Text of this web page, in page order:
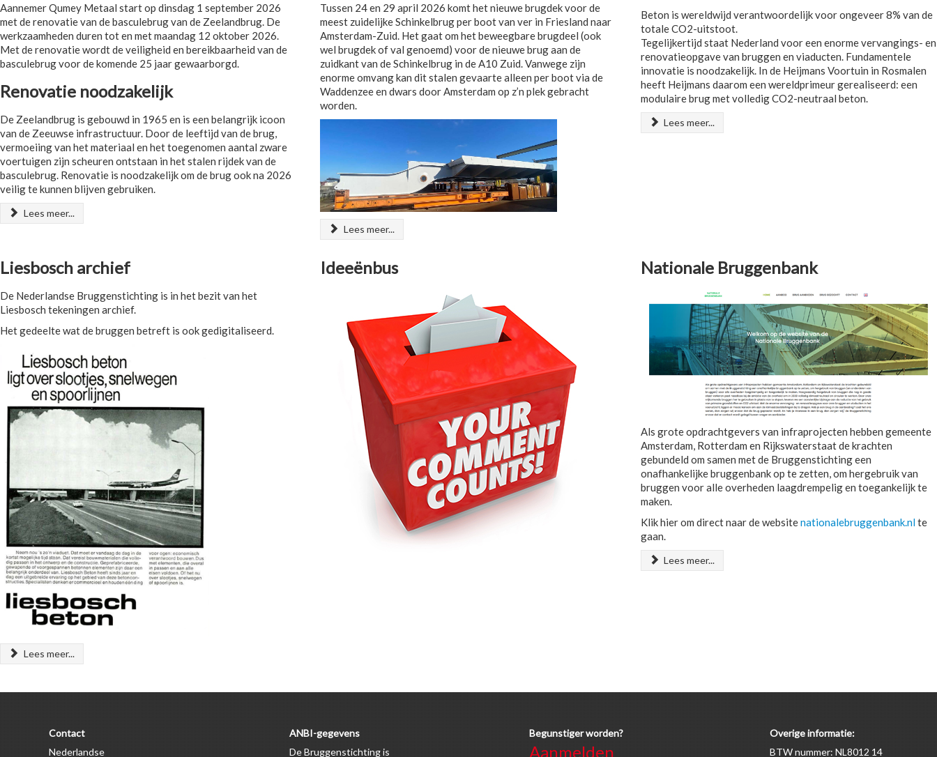
Aannemer Qumey Metaal start op dinsdag 1 september 2026
met de renovatie van de basculebrug van de Zeelandbrug. De
werkzaamheden duren tot en met maandag 12 oktober 2026.
Met de renovatie wordt de veiligheid en bereikbaarheid van de
basculebrug voor de komende 25 jaar gewaarborgd.
Renovatie noodzakelijk
De Zeelandbrug is gebouwd in 1965 en is een belangrijk icoon
van de Zeeuwse infrastructuur. Door de leeftijd van de brug,
vermoeiing van het materiaal en het toegenomen aantal zware
voertuigen zijn scheuren ontstaan in het stalen rijdek van de
basculebrug. Renovatie is noodzakelijk om de brug ook na 2026
veilig te kunnen blijven gebruiken.
Lees meer...
Tussen 24 en 29 april 2026 komt het nieuwe brugdek voor de
meest zuidelijke Schinkelbrug per boot van ver in Friesland naar
Amsterdam-Zuid. Het gaat om het beweegbare brugdeel (ook
wel brugdek of val genoemd) voor de nieuwe brug aan de
zuidkant van de Schinkelbrug in de A10 Zuid. Vanwege zijn
enorme omvang kan dit stalen gevaarte alleen per boot via de
Waddenzee en dwars door Amsterdam op z’n plek gebracht
worden.
Lees meer...
Beton is wereldwijd verantwoordelijk voor ongeveer 8% van de
totale CO2-uitstoot.
Tegelijkertijd staat Nederland voor een enorme vervangings- en
renovatieopgave van bruggen en viaducten. Fundamentele
innovatie is noodzakelijk. In de Heijmans Voortuin in Rosmalen
heeft Heijmans daarom een wereldprimeur gerealiseerd: een
modulaire brug met volledig CO2-neutraal beton.
Lees meer...
Liesbosch archief
De Nederlandse Bruggenstichting is in het bezit van het
Liesbosch tekeningen archief.
Het gedeelte wat de bruggen betreft is ook gedigitaliseerd.
Lees meer...
Ideeënbus Nationale Bruggenbank
Als grote opdrachtgevers van infraprojecten hebben gemeente
Amsterdam, Rotterdam en Rijkswaterstaat de krachten
gebundeld om samen met de Bruggenstichting een
onafhankelijke bruggenbank op te zetten, om hergebruik van
bruggen voor alle overheden laagdrempelig en toegankelijk te
maken.
Klik hier om direct naar de websitenationalebruggenbank.nlte
gaan.
Lees meer...
Contact
Nederlandse
ANBI-gegevens
De Bruggenstichting is
Begunstiger worden?
Aanmelden
Overige informatie:
BTW nummer: NL8012 14